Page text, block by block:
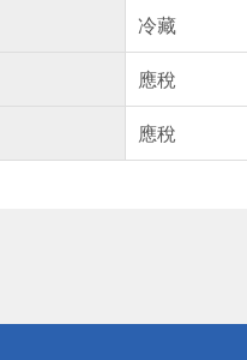
冷藏
應稅
應稅
小心！